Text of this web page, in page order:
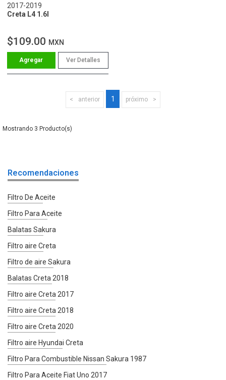
2017-2019
Creta L4 1.6l
$109.00 MXN
Ver Detalles
anterior 1 próximo
3
Recomendaciones
Filtro De Aceite
Filtro Para Aceite
Balatas Sakura
Filtro aire Creta
Filtro de aire Sakura
Balatas Creta 2018
Filtro aire Creta 2017
Filtro aire Creta 2018
Filtro aire Creta 2020
Filtro aire Hyundai Creta
Filtro Para Combustible Nissan Sakura 1987
Filtro Para Aceite Fiat Uno 2017